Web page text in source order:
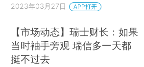
2023年03月27日 APP打开
【市场动态】瑞士财长：如果
当时袖手旁观 瑞信多一天都
挺不过去